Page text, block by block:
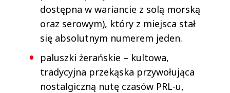
dostępna w wariancie z solą morską
oraz serowym), który z miejsca stał
się absolutnym numerem jeden.
paluszki żerańskie – kultowa,
tradycyjna przekąska przywołująca
nostalgiczną nutę czasów PRL-u,